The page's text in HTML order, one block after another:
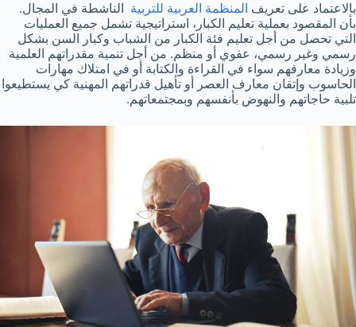
بالاعتماد على تعريف المنظمة العربية للتربية
الناشطة في المجال.
بأن المقصود بعملية تعليم الكبار، استراتيجية تشمل جميع العمليات
التي تحصل من أجل تعليم فئة الكبار من الشباب وكبار السن بشكل
رسمي وغير رسمي، عفوي أو منظم. من أجل تنمية مقدراتهم العلمية
وزيادة معارفهم سواء في القراءة والكتابة أو في امتلاك مهارات
الحاسوب وإتقان معارف العصر أو تأهيل قدراتهم المهنية كي يستطيعوا
تلبية حاجاتهم والنهوض بأنفسهم وبمجتمعاتهم.